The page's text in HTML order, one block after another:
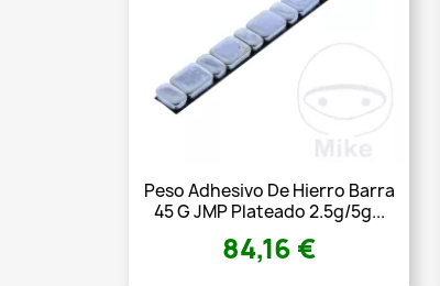
Peso Adhesivo De Hierro Barra
45 G JMP Plateado 2.5g/5g...
84,16 €